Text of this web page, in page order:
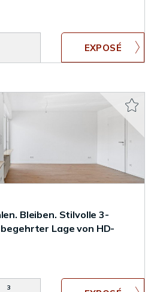
Bleiben. Stilvolle 3-
Lage von HD-
3